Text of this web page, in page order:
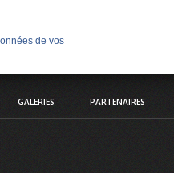
de vos
GALERIES PARTENAIRES